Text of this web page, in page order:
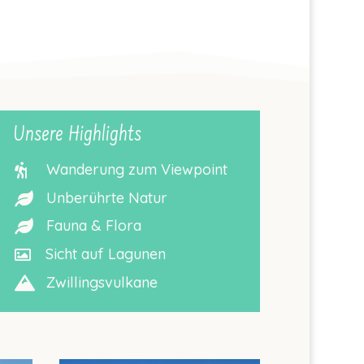
Unsere Highlights
 Wanderung zum Viewpoint
 Unberührte Natur
 Fauna & Flora
 Sicht auf Lagunen
 Zwillingsvulkane